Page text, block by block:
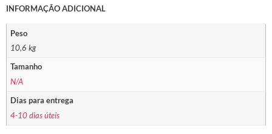
INFORMAÇÃO ADICIONAL
Peso
10,6 kg
Tamanho
N/A
Dias para entrega
4-10 dias úteis